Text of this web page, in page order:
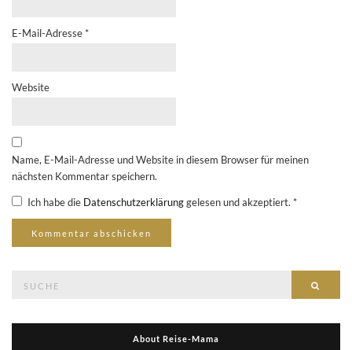
E-Mail-Adresse *
Website
Name, E-Mail-Adresse und Website in diesem Browser für meinen
nächsten Kommentar speichern.
Ich habe die Datenschutzerklärunggelesen und akzeptiert. *
About Reise-Mama